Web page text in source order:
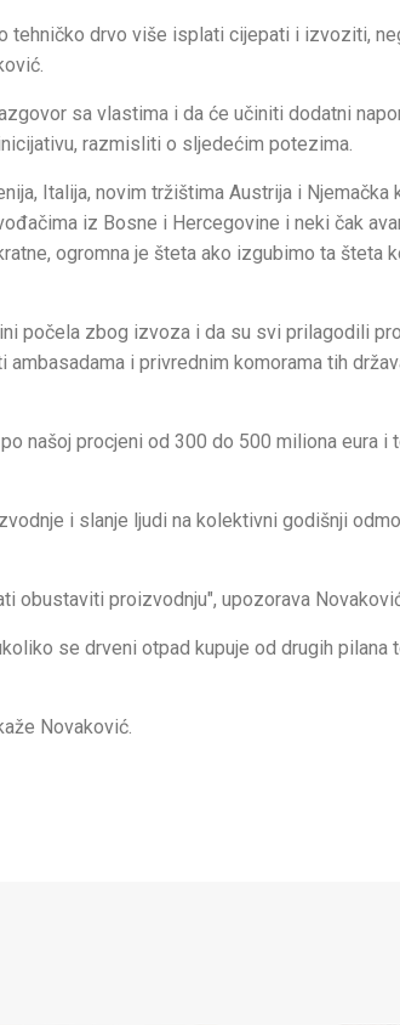
tehničko drvo više isplati cijepati i izvoziti,
sa vlastima i da će učiniti dodatni
razmisliti o sljedećim potezima.
Italija, novim tržištima Austrija i
iz Bosne i Hercegovine i neki čak
ogromna je šteta ako izgubimo ta šteta
počela zbog izvoza i da su svi prilagodili
i privrednim komorama tih
našoj procjeni od 300 do 500 miliona eura i
i slanje ljudi na kolektivni godišnji
obustaviti proizvodnju", upozorava
se drveni otpad kupuje od drugih
Novaković.